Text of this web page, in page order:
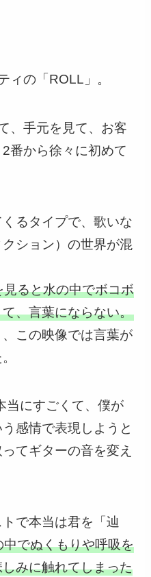
ィの「ROLL」。
、手元を見て、お客
番から徐々に初めて
るタイプで、歌いな
ション）の世界が混
ると水の中でボコボ
、言葉にならない。
この映像では言葉が
にすごくて、僕が
感情で表現しようと
てギターの音を変え
で本当は君を「辿
中でぬくもりや呼吸を
みに触れてしまった